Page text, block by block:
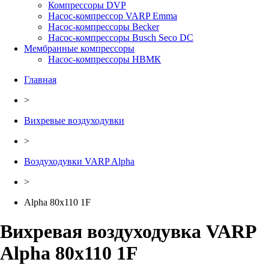
Компрессоры DVP
Насос-компрессор VARP Emma
Насос-компрессоры Becker
Насос-компрессоры Busch Seco DC
Мембранные компрессоры
Насос-компрессоры НВМК
Главная
>
Вихревые воздуходувки
>
Воздуходувки VARP Alpha
>
Alpha 80x110 1F
Вихревая воздуходувка VARP
Alpha 80x110 1F